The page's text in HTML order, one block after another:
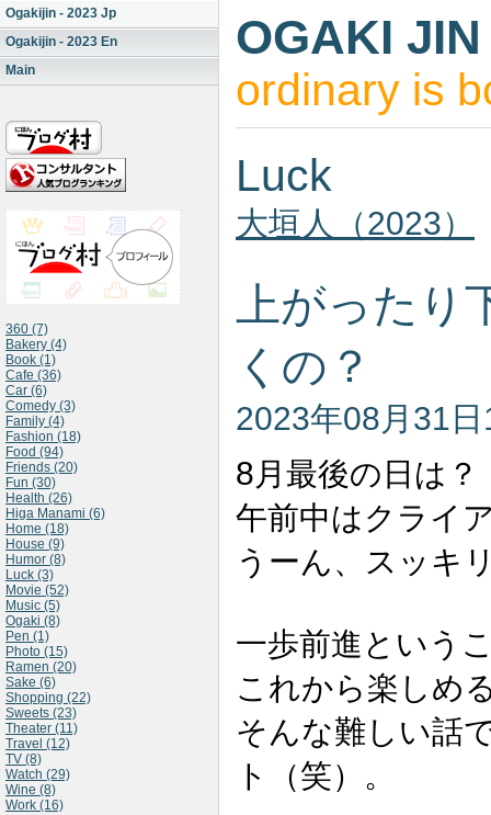
Ogakijin - 2023 Jp
Ogakijin - 2023 En
Main
360 (7)
Bakery (4)
Book (1)
Cafe (36)
Car (6)
Comedy (3)
Family (4)
Fashion (18)
Food (94)
Friends (20)
Fun (30)
Health (26)
Higa Manami (6)
Home (18)
House (9)
Humor (8)
Luck (3)
Movie (52)
Music (5)
Ogaki (8)
Pen (1)
Photo (15)
Ramen (20)
Sake (6)
Shopping (22)
Sweets (23)
Theater (11)
Travel (12)
TV (8)
Watch (29)
Wine (8)
Work (16)
OGAKI JIN
ordinary is
Luck
大垣人（2023）
上がった
くの？
2023年08月31
8月最後の日は
午前中はクライ
うーん、スッキ
一歩前進という
これから楽しめ
そんな難しい話
ト（笑）。